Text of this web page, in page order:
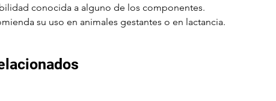
conocida a alguno de los componentes.
su uso en animales gestantes o en lactancia.